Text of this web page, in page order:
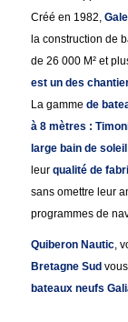
Créé en 1982,
la construction de
de 26 000 M² et
est un des
La gamme de
à 8 mètres :
large bain de
leur qualité de
sans omettre leur
programmes de
Quiberon Nautic,
Bretagne Sud
bateaux neufs